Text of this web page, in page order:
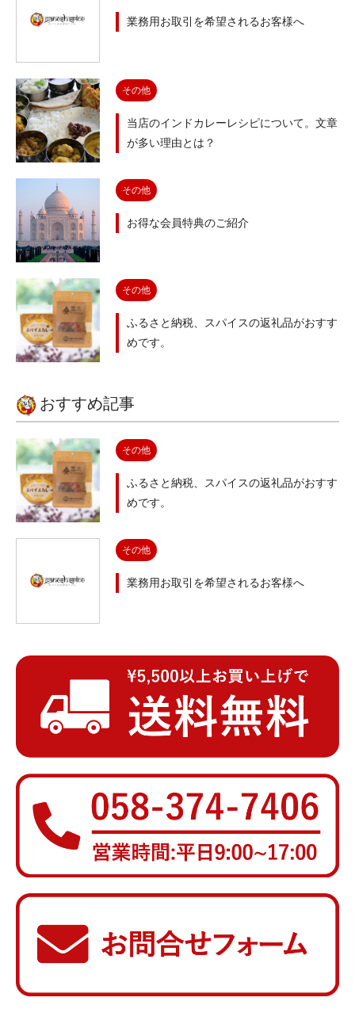
業務用お取引を希望されるお客様へ
その他
当店のインドカレーレシピについて。文章
が多い理由とは？
その他
お得な会員特典のご紹介
その他
ふるさと納税、スパイスの返礼品がおすす
めです。
おすすめ記事
その他
ふるさと納税、スパイスの返礼品がおすす
めです。
その他
業務用お取引を希望されるお客様へ